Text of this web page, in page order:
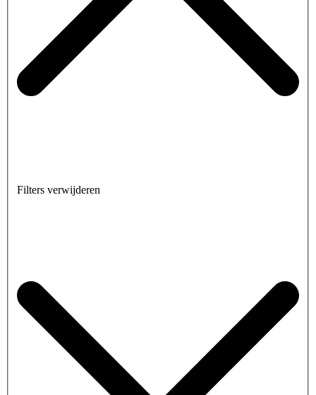
Filters verwijderen